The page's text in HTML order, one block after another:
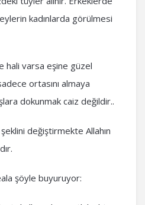
kadınlarda görülmesi
hali varsa eşine güzel
ortasını almaya
dokunmak caiz değildir..
değiştirmekte Allahın
şöyle buyuruyor: